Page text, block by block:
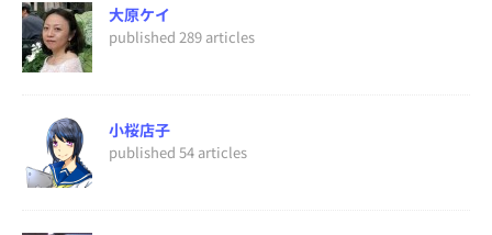
大原ケイ
published 289 articles
小桜店子
published 54 articles